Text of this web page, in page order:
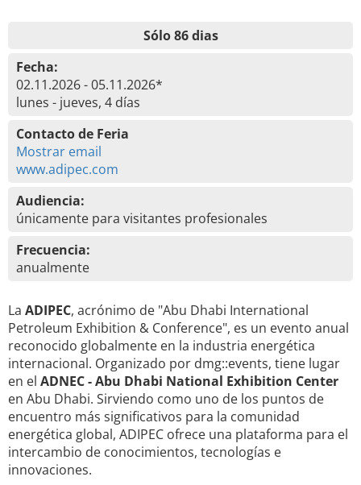
Sólo 86 dias
Fecha:
02.11.2026 - 05.11.2026*
lunes - jueves, 4 días
Contacto de Feria
Mostrar email
www.adipec.com
Audiencia:
únicamente para visitantes profesionales
Frecuencia:
anualmente
La ADIPEC, acrónimo de "Abu Dhabi International
Petroleum Exhibition & Conference", es un evento anual
reconocido globalmente en la industria energética
internacional. Organizado por dmg::events, tiene lugar
en el ADNEC - Abu Dhabi National Exhibition Center
en Abu Dhabi. Sirviendo como uno de los puntos de
encuentro más significativos para la comunidad
energética global, ADIPEC ofrece una plataforma para el
intercambio de conocimientos, tecnologías e
innovaciones.